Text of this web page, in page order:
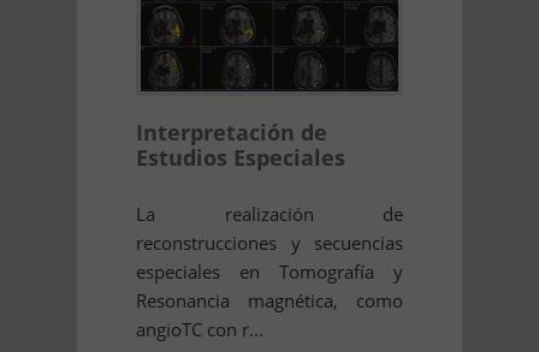
Interpretación de
Estudios Especiales
La realización de
reconstrucciones y secuencias
especiales en Tomografía y
Resonancia magnética, como
angioTC con r...